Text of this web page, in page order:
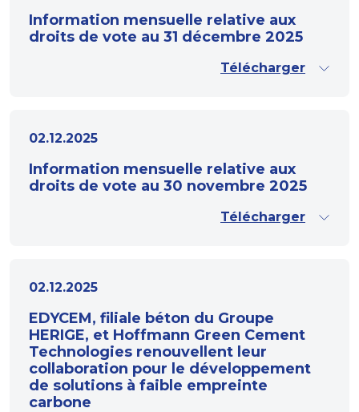
Information mensuelle relative aux
droits de vote au 31 décembre 2025
Télécharger
02.12.2025
Information mensuelle relative aux
droits de vote au 30 novembre 2025
Télécharger
02.12.2025
EDYCEM, filiale béton du Groupe
HERIGE, et Hoffmann Green Cement
Technologies renouvellent leur
collaboration pour le développement
de solutions à faible empreinte
carbone